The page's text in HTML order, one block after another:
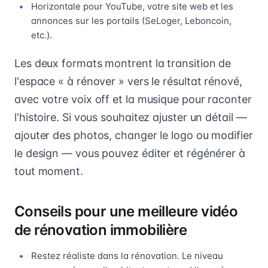
Horizontale pour YouTube, votre site web et les
annonces sur les portails (SeLoger, Leboncoin,
etc.).
Les deux formats montrent la transition de
l'espace « à rénover » vers le résultat rénové,
avec votre voix off et la musique pour raconter
l'histoire. Si vous souhaitez ajuster un détail —
ajouter des photos, changer le logo ou modifier
le design — vous pouvez éditer et régénérer à
tout moment.
Conseils pour une meilleure vidéo
de rénovation immobilière
Restez réaliste dans la rénovation. Le niveau